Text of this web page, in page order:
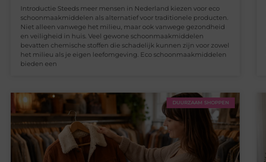
Introductie Steeds meer mensen in Nederland kiezen voor eco
schoonmaakmiddelen als alternatief voor traditionele producten.
Niet alleen vanwege het milieu, maar ook vanwege gezondheid
en veiligheid in huis. Veel gewone schoonmaakmiddelen
bevatten chemische stoffen die schadelijk kunnen zijn voor zowel
het milieu als je eigen leefomgeving. Eco schoonmaakmiddelen
bieden een
DUURZAAM SHOPPEN